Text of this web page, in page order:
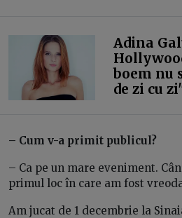
Adina
boem nu
de zi cu
– Cum v-a primit publicul?
– Ca pe un mare eveniment.
primul loc în care am fost
Am jucat de 1 decembrie la